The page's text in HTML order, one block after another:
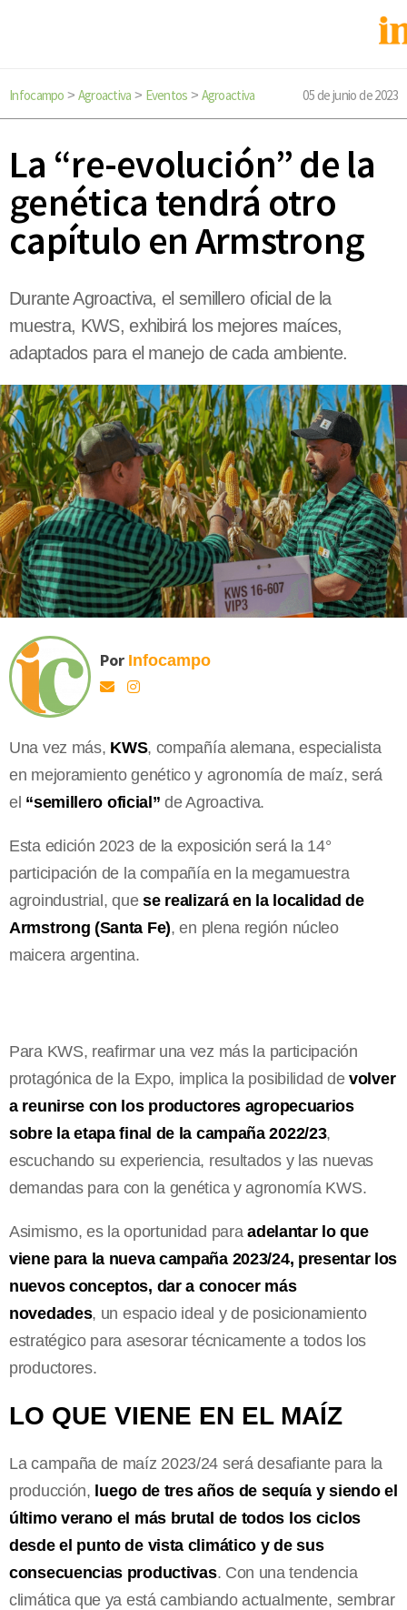
Infocampo > Agroactiva > Eventos > Agroactiva 05 de junio de 2023
La “re-evolución” de la
genética tendrá otro
capítulo en Armstrong
Durante Agroactiva, el semillero oficial de la
muestra, KWS, exhibirá los mejores maíces,
adaptados para el manejo de cada ambiente.
Por Infocampo
Una vez más, KWS, compañía alemana, especialista
en mejoramiento genético y agronomía de maíz, será
el “semillero oficial” de Agroactiva.
Esta edición 2023 de la exposición será la 14°
participación de la compañía en la megamuestra
agroindustrial, que se realizará en la localidad de
Armstrong (Santa Fe), en plena región núcleo
maicera argentina.
Para KWS, reafirmar una vez más la participación
protagónica de la Expo, implica la posibilidad devolver
a reunirse con los productores agropecuarios
sobre la etapa final de la campaña 2022/23,
escuchando su experiencia, resultados y las nuevas
demandas para con la genética y agronomía KWS.
Asimismo, es la oportunidad paraadelantar lo que
viene para la nueva campaña 2023/24, presentar los
nuevos conceptos, dar a conocer más
novedades, un espacio ideal y de posicionamiento
estratégico para asesorar técnicamente a todos los
productores.
LO QUE VIENE EN EL MAÍZ
La campaña de maíz 2023/24 será desafiante para la
producción, luego de tres años de sequía y siendo el
último verano el más brutal de todos los ciclos
desde el punto de vista climático y de sus
consecuencias productivas. Con una tendencia
climática que ya está cambiando actualmente, sembrar